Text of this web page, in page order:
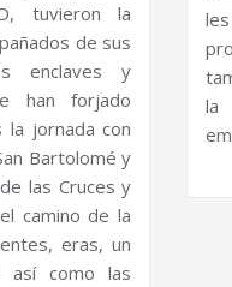
tuvieron la
de sus
enclaves y
han forjado
la jornada con
Bartolomé y
las Cruces y
camino de la
eras, un
así como las
la